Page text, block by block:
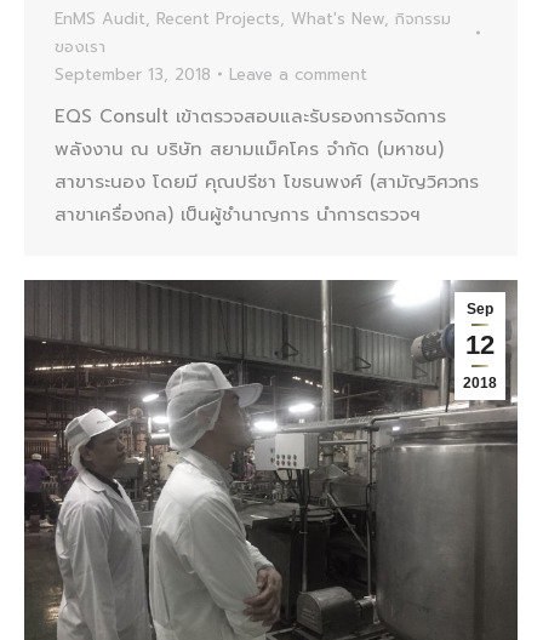
EnMS Audit, Recent Projects, What's New, กิจกรรม
ของเรา
September 13, 2018
Leave a comment
EQS Consult เข้าตรวจสอบและรับรองการจัดการ
พลังงาน ณ บริษัท สยามแม็คโคร จำกัด (มหาชน)
สาขาระนอง โดยมี คุณปรีชา โขธนพงศ์ (สามัญวิศวกร
สาขาเครื่องกล) เป็นผู้ชำนาญการ นำการตรวจฯ
Sep
12
2018